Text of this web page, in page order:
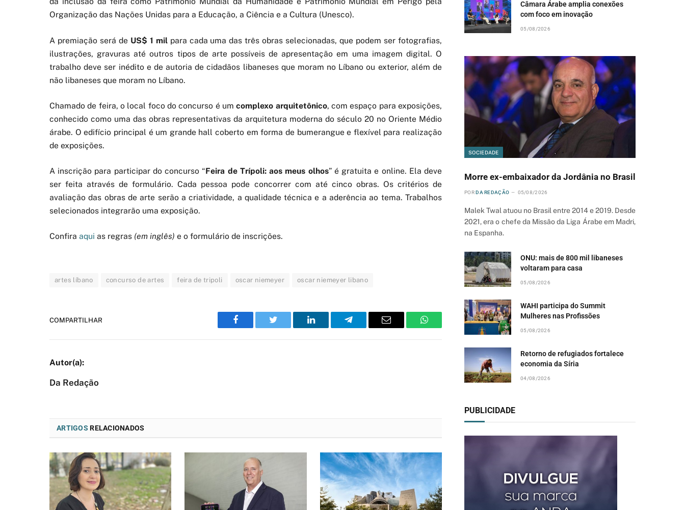
Organização das Nações Unidas para a Educação, a Ciência e a Cultura (Unesco).
A premiação será de US$ 1 milpara cada uma das três obras selecionadas, que podem ser fotografias,
ilustrações, gravuras até outros tipos de arte possíveis de apresentação em uma imagem digital. O
trabalho deve ser inédito e de autoria de cidadãos libaneses que moram no Líbano ou exterior, além de
não libaneses que moram no Líbano.
Chamado de feira, o local foco do concurso é umcomplexo arquitetônico, com espaço para exposições,
conhecido como uma das obras representativas da arquitetura moderna do século 20 no Oriente Médio
árabe. O edifício principal é um grande hall coberto em forma de bumerangue e flexível para realização
de exposições.
A inscrição para participar do concurso “Feira de Trípoli: aos meus olhos” é gratuita e online. Ela deve
ser feita através de formulário. Cada pessoa pode concorrer com até cinco obras. Os critérios de
avaliação das obras de arte serão a criatividade, a qualidade técnica e a aderência ao tema. Trabalhos
selecionados integrarão uma exposição.
Confira aqui as regras (em inglês) e o formulário de inscrições.
artes líbano concurso de artes feira de tripoli oscar niemeyer oscar niemeyer libano
COMPARTILHAR
Facebook Twitter LinkedIn Telegram Email WhatsApp
Da Redação
ARTIGOS RELACIONADOS
Câmara Árabe amplia conexões
com foco em inovação
05/08/2026
SOCIEDADE
Morre ex-embaixador da Jordânia no Brasil
POR DA REDAÇÃO 05/08/2026
Malek Twal atuou no Brasil entre 2014 e 2019. Desde
2021, era o chefe da Missão da Liga Árabe em Madri,
na Espanha.
ONU: mais de 800 mil libaneses
voltaram para casa
05/08/2026
WAHI participa do Summit
Mulheres nas Profissões
05/08/2026
Retorno de refugiados fortalece
economia da Síria
04/08/2026
PUBLICIDADE